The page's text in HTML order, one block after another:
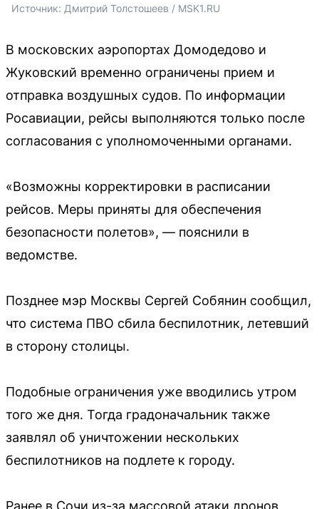
Источник: Дмитрий Толстошеев / MSK1.RU
В московских аэропортах Домодедово и
Жуковский временно ограничены прием и
отправка воздушных судов. По информации
Росавиации, рейсы выполняются только после
согласования с уполномоченными органами.
«Возможны корректировки в расписании
рейсов. Меры приняты для обеспечения
безопасности полетов», — пояснили в
ведомстве.
Позднее мэр Москвы Сергей Собянин сообщил,
что система ПВО сбила беспилотник, летевший
в сторону столицы.
Подобные ограничения уже вводились утром
того же дня. Тогда градоначальник также
заявлял об уничтожении нескольких
беспилотников на подлете к городу.
Ранее в Сочи из-за массовой атаки дронов